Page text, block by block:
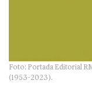
Foto: Portada Editorial
(1953-2023).